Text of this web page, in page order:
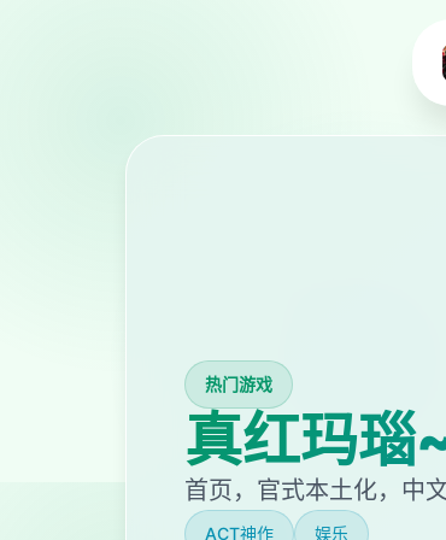
热门游戏
真红玛瑙
首页，官式本土化，中
ACT神作 娱乐